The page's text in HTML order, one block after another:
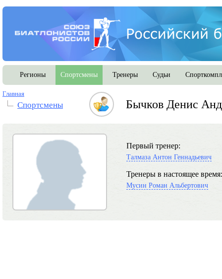
Регионы Спортсмены Тренеры Судьи
Главная
Спортсмены Бычков Денис
Первый тренер:
Талмаза Антон Геннадьевич
Тренеры в настоящее время:
Мусин Роман Альбертович